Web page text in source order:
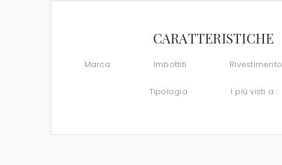
CARATTERISTICHE
Marca Imbottiti Rivestimento
Tipologia I più visti a :